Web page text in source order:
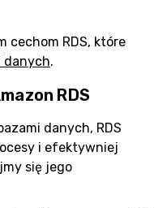
cechom RDS, które
danych.
RDS
danych, RDS
i efektywniej
się jego